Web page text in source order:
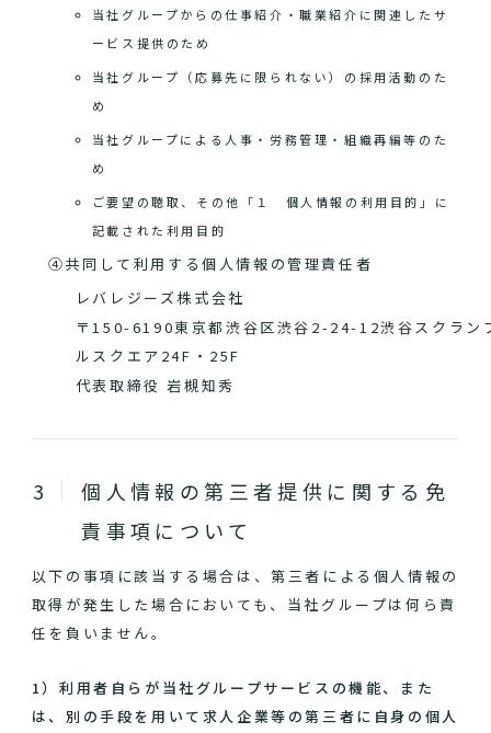
当社グループからの仕事紹介・職業紹介に関連したサ
ービス提供のため
当社グループ（応募先に限られない）の採用活動のた
め
当社グループによる人事・労務管理・組織再編等のた
め
ご要望の聴取、その他「１ 個人情報の利用目的」に
記載された利用目的
④共同して利用する個人情報の管理責任者
レバレジーズ株式会社
〒150-6190東京都渋谷区渋谷2-24-12渋谷スクラン
ルスクエア24F・25F
代表取締役 岩槻知秀
個人情報の第三者提供に関する免
責事項について
以下の事項に該当する場合は、第三者による個人情報の
取得が発生した場合においても、当社グループは何ら責
任を負いません。
1）利用者自らが当社グループサービスの機能、また
は、別の手段を用いて求人企業等の第三者に自身の個人